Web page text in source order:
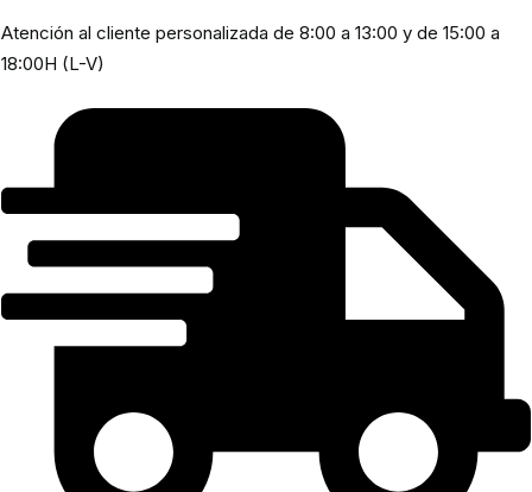
Atención al cliente personalizada de 8:00 a 13:00 y de 15:00 a
18:00H (L-V)